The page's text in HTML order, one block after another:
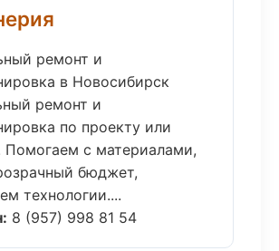
ремонт и
в Новосибирск
ремонт и
по проекту или
Помогаем с материалами,
бюджет,
технологии....
8 (957) 998 81 54